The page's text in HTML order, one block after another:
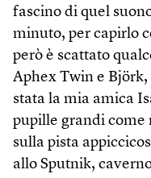
fascino di quel
minuto, per capirlo
però è scattato
Aphex Twin e
stata la mia amica
pupille grandi come
sulla pista
allo Sputnik,